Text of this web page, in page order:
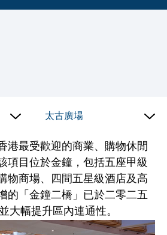
太古廣場
港最受歡迎的商業、購物休閒
項目位於金鐘，包括五座甲級
物商場、四間五星級酒店及高
的「金鐘二橋」已於二零二五
大幅提升區內連通性。